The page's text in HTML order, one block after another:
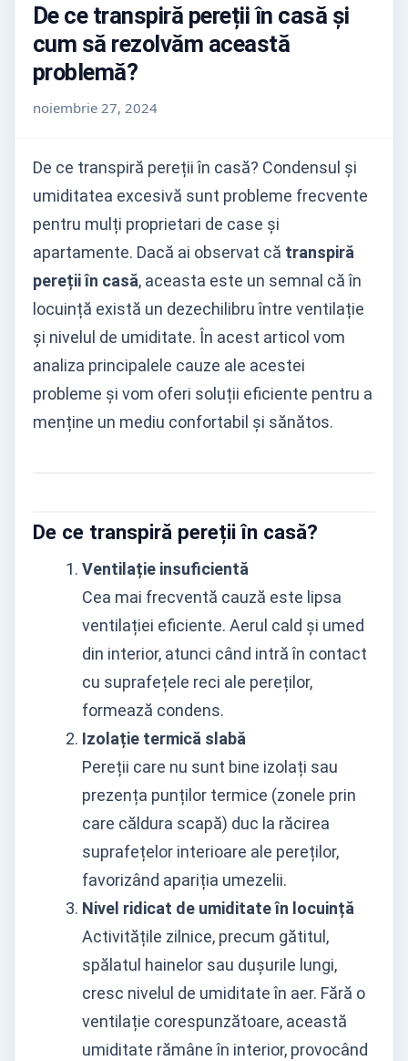
De ce transpiră pereții în casă și
cum să rezolvăm această
problemă?
noiembrie 27, 2024
De ce transpiră pereții în casă? Condensul și
umiditatea excesivă sunt probleme frecvente
pentru mulți proprietari de case și
apartamente. Dacă ai observat că transpiră
pereții în casă, aceasta este un semnal că în
locuință există un dezechilibru între ventilație
și nivelul de umiditate. În acest articol vom
analiza principalele cauze ale acestei
probleme și vom oferi soluții eficiente pentru a
menține un mediu confortabil și sănătos.
De ce transpiră pereții în casă?
Ventilație insuficientă
Cea mai frecventă cauză este lipsa
ventilației eficiente. Aerul cald și umed
din interior, atunci când intră în contact
cu suprafețele reci ale pereților,
formează condens.
Izolație termică slabă
Pereții care nu sunt bine izolați sau
prezența punților termice (zonele prin
care căldura scapă) duc la răcirea
suprafețelor interioare ale pereților,
favorizând apariția umezelii.
Nivel ridicat de umiditate în locuință
Activitățile zilnice, precum gătitul,
spălatul hainelor sau dușurile lungi,
cresc nivelul de umiditate în aer. Fără o
ventilație corespunzătoare, această
umiditate rămâne în interior, provocând